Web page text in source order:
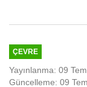
ÇEVRE
Yayınlanma: 09
Güncelleme: 09